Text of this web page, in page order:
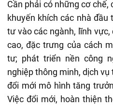
Cần phải có những cơ chế,
khuyến khích các nhà đầu
tư vào các ngành, lĩnh
cao, đặc trưng của cách
tư; phát triển nền công
nghiệp thông minh, dịch
đổi mới mô hình tăng
Việc đổi mới, hoàn thiện